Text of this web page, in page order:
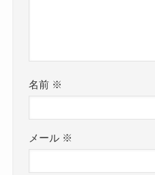
名前 ※
メール ※